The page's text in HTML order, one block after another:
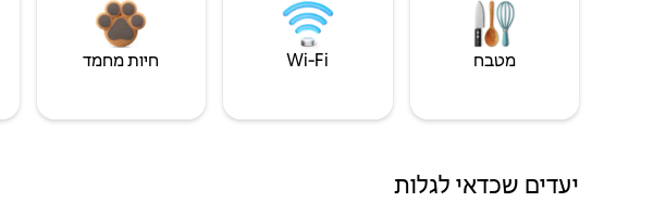
מטבח Wi‑Fi חיות מחמד
יעדים שכדאי לגלות